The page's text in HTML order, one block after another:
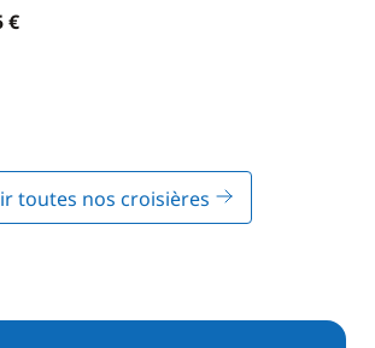
€
toutes nos croisières